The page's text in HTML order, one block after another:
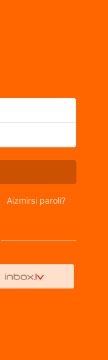
Aizmirsi paroli?